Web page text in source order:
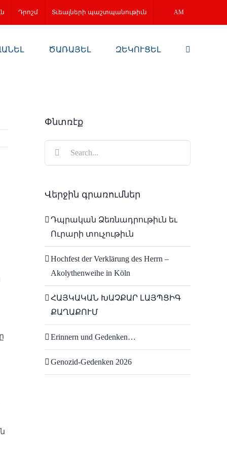
Դրոշմ Տւեալների պաշտպանութիւն AM
ԾԱՌԱՅԵԼ ԶԵԿՈՒՑԵԼ
Փնտռէք
Վերջին գրառումներ
Դպրական Ձեռնադրութիւն եւ
Ուրարի տուչութիւն
Hochfest der Verklärung des Herrn –
Akolythenweihe in Köln
ՀԱՅԿԱԿԱՆ ԽԱՉՔԱՐ ԼԱՅՊՑԻԳ
ՔԱՂԱՔՈՒՄ
Erinnern und Gedenken…
Genozid-Gedenken 2026